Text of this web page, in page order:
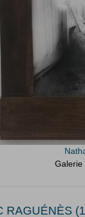
Galerie
RAGUÉNÈS